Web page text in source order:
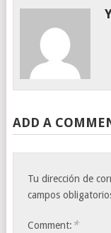
ADD A
Tu dirección de
campos
Comment: *